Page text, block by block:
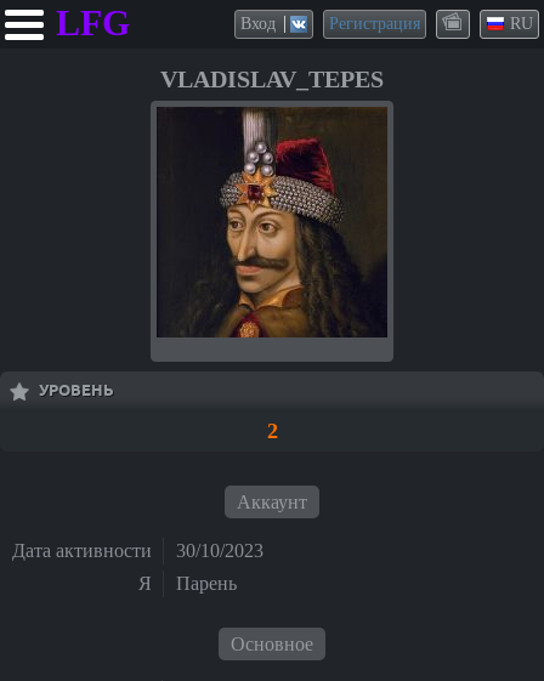
LFG Вход Регистрация RU
VLADISLAV_TEPES
УРОВЕНЬ
2
Аккаунт
Дата активности
30/10/2023
Я
Парень
Основное